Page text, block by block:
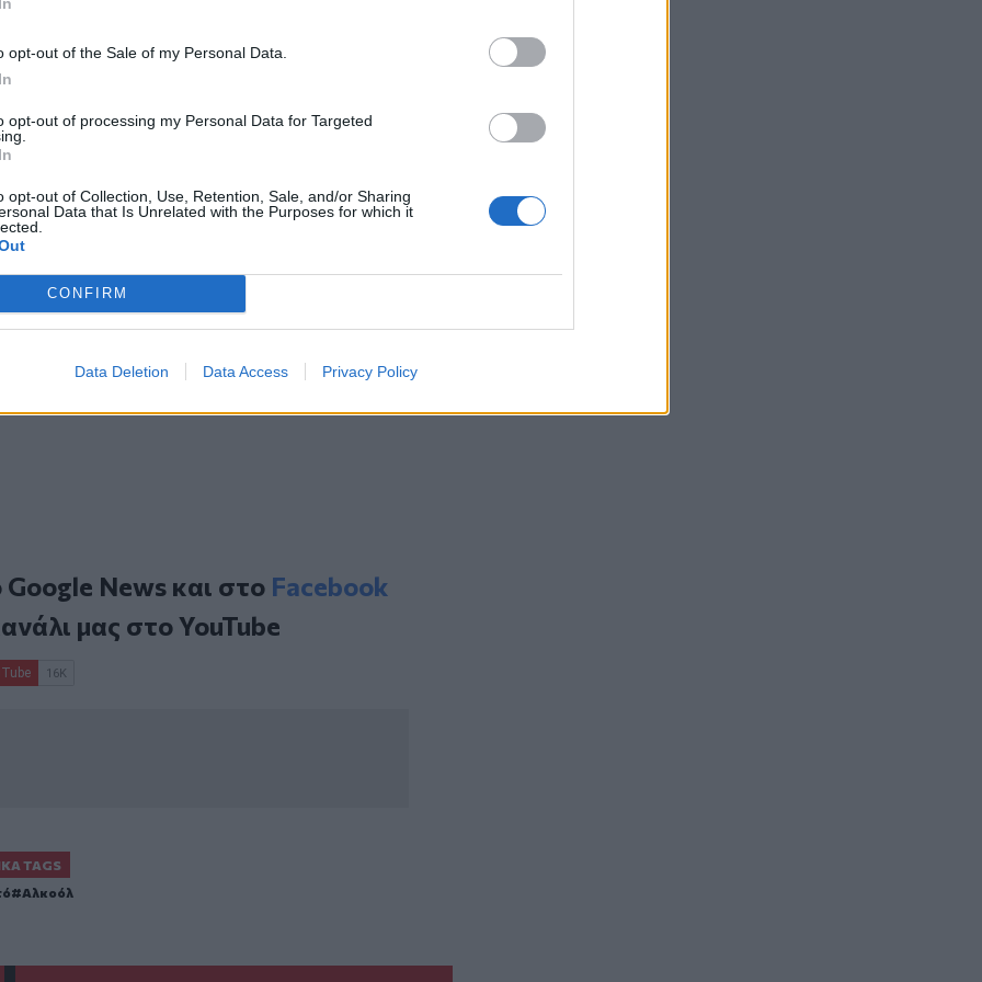
opt-out of the Sale of my Personal Data.
opt-out of processing my Personal Data for Targeted
opt-out of Collection, Use, Retention, Sale, and/or Sharing
Data that Is Unrelated with the Purposes for which it
CONFIRM
Data Deletion Data Access Privacy Policy
πληρότητας της έρευνας, αυτά είναι
Η ερευνητική προσέγγιση που
σχετικά συντηρητική,
να είναι ακόμη πιο επιβλαβής από
παθήσεις κατά την
προλαβαίνουμε;
– Είναι πιο αποτελεσματική από 100
Google Newsκαι στο Facebook
μας στοYouTube
TAGS
Αλκοόλ